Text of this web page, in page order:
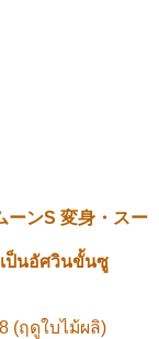
ーンS 変身・スー
เป็นอัศวินขั้นซู
(ฤดูใบไม้ผลิ)